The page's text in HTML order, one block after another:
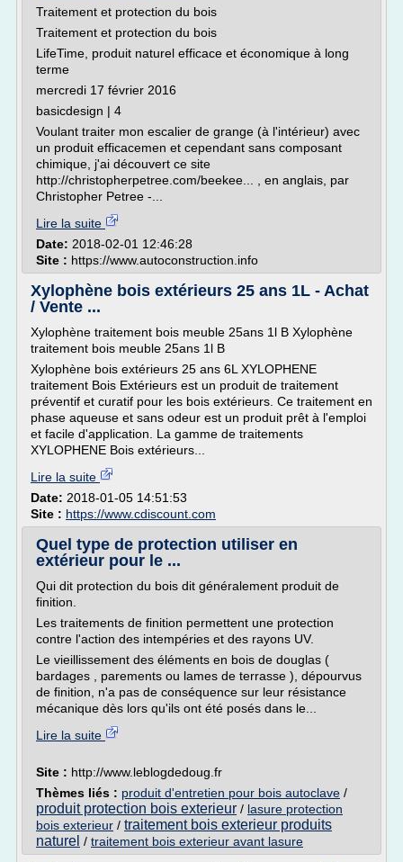
Traitement et protection du bois
Traitement et protection du bois
LifeTime, produit naturel efficace et économique à long
terme
mercredi 17 février 2016
basicdesign | 4
Voulant traiter mon escalier de grange (à l'intérieur) avec
un produit efficacemen et cependant sans composant
chimique, j'ai découvert ce site
http://christopherpetree.com/beekee... , en anglais, par
Christopher Petree -...
Lire la suite
Date: 2018-02-01 12:46:28
Site : https://www.autoconstruction.info
Xylophène bois extérieurs 25 ans 1L - Achat
/ Vente ...
Xylophène traitement bois meuble 25ans 1l B Xylophène
traitement bois meuble 25ans 1l B
Xylophène bois extérieurs 25 ans 6L XYLOPHENE
traitement Bois Extérieurs est un produit de traitement
préventif et curatif pour les bois extérieurs. Ce traitement en
phase aqueuse et sans odeur est un produit prêt à l'emploi
et facile d'application. La gamme de traitements
XYLOPHENE Bois extérieurs...
Lire la suite
Date: 2018-01-05 14:51:53
Site : https://www.cdiscount.com
Quel type de protection utiliser en
extérieur pour le ...
Qui dit protection du bois dit généralement produit de
finition.
Les traitements de finition permettent une protection
contre l'action des intempéries et des rayons UV.
Le vieillissement des éléments en bois de douglas (
bardages , parements ou lames de terrasse ), dépourvus
de finition, n'a pas de conséquence sur leur résistance
mécanique dès lors qu'ils ont été posés dans le...
Lire la suite
Site : http://www.leblogdedoug.fr
Thèmes liés : produit d'entretien pour bois autoclave /
produit protection bois exterieur / lasure protection
bois exterieur / traitement bois exterieur produits
naturel / traitement bois exterieur avant lasure